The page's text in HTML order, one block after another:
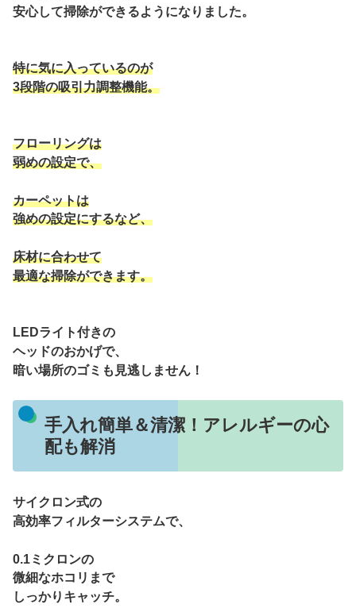
安心して掃除ができるようになりました。
特に気に入っているのが
3段階の吸引力調整機能。
フローリングは
弱めの設定で、
カーペットは
強めの設定にするなど、
床材に合わせて
最適な掃除ができます。
LEDライト付きの
ヘッドのおかげで、
暗い場所のゴミも見逃しません！
手入れ簡単＆清潔！アレルギーの心
配も解消
サイクロン式の
高効率フィルターシステムで、
0.1ミクロンの
微細なホコリまで
しっかりキャッチ。